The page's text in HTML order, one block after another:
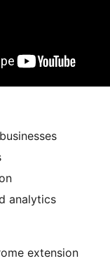
analytics
extension